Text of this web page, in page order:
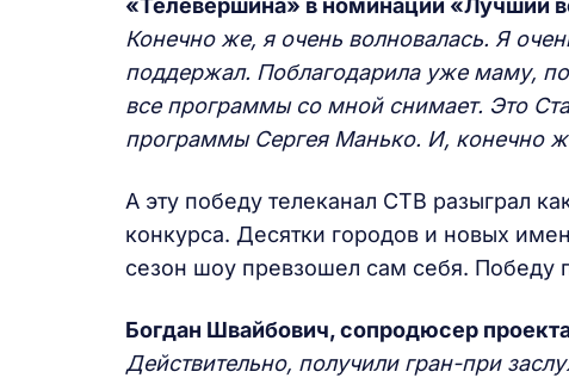
«Телевершина» в номинации «Лучший
Конечно же, я очень волновалась. Я
поддержал. Поблагодарила уже маму,
все программы со мной снимает. Это
программы Сергея Манько. И, конечно
А эту победу телеканал СТВ разыграл
конкурса. Десятки городов и новых
сезон шоу превзошел сам себя. Победу
Богдан Швайбович, сопродюсер
Действительно, получили гран-при